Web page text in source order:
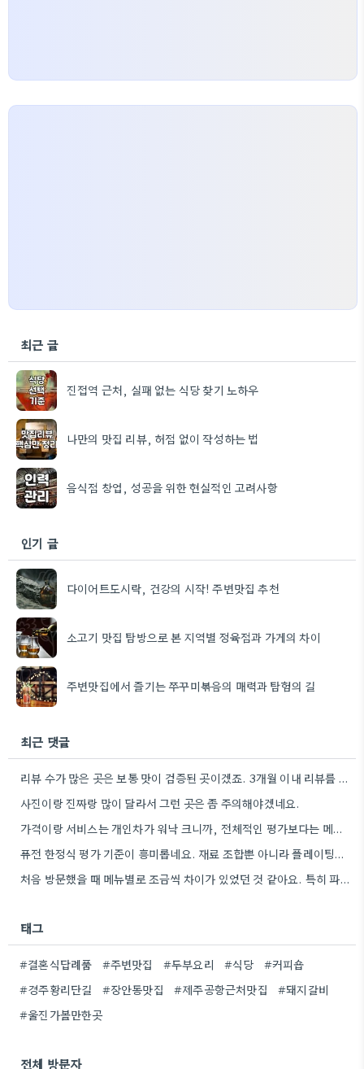
최근 글
진접역 근처, 실패 없는 식당 찾기 노하우
나만의 맛집 리뷰, 허점 없이 작성하는 법
음식점 창업, 성공을 위한 현실적인 고려사항
인기 글
다이어트도시락, 건강의 시작! 주변맛집 추천
소고기 맛집 탐방으로 본 지역별 정육점과 가게의 차이
주변맛집에서 즐기는 쭈꾸미볶음의 매력과 탐험의 길
최근 댓글
리뷰 수가 많은 곳은 보통 맛이 검증된 곳이겠죠. 3개월 이내 리뷰를 꼼꼼히 살펴보는 습관이 필요할…
사진이랑 진짜랑 많이 달라서 그런 곳은 좀 주의해야겠네요.
가격이랑 서비스는 개인차가 워낙 크니까, 전체적인 평가보다는 메뉴 맛에 집중하는 게 좋을 것 같아요.
퓨전 한정식 평가 기준이 흥미롭네요. 재료 조합뿐 아니라 플레이팅까지 고려하는 점이 좋은 팁 같아요.
처음 방문했을 때 메뉴별로 조금씩 차이가 있었던 것 같아요. 특히 파스타 종류는 바뀌는 듯 싶었습니다.
태그
#결혼식답례품 #주변맛집 #두부요리 #식당
#커피숍
#경주황리단길
#장안동맛집 #제주공항근처맛집
#돼지갈비
#울진가볼만한곳
전체 방문자